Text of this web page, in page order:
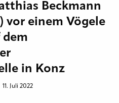
Beckmann
vor einem Vögele
dem
in Konz
11. Juli 2022